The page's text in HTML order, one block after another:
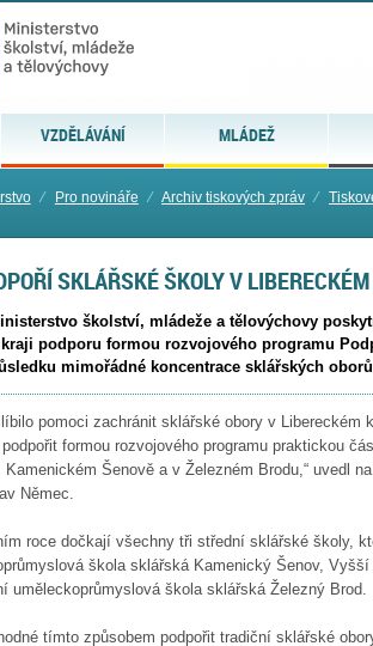
VZDĚLÁVÁNÍ MLÁDEŽ
⁄ Pro novináře ⁄ Archiv tiskových zpráv ⁄
SKLÁŘSKÉ ŠKOLY V
školství, mládeže a tělovýchovy
podporu formou rozvojového programu
mimořádné koncentrace sklářských
pomoci zachránit sklářské obory v Libereckém
formou rozvojového programu praktickou
Šenově a v Železném Brodu,“ uvedl
Němec.
roce dočkají všechny tři střední sklářské školy,
škola sklářská Kamenický Šenov,
uměleckoprůmyslová škola sklářská Železný Brod.
tímto způsobem podpořit tradiční sklářské